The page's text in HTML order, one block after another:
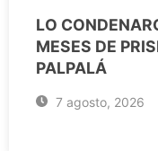
LO
MESES DE
PALPALÁ
7 agosto, 2026